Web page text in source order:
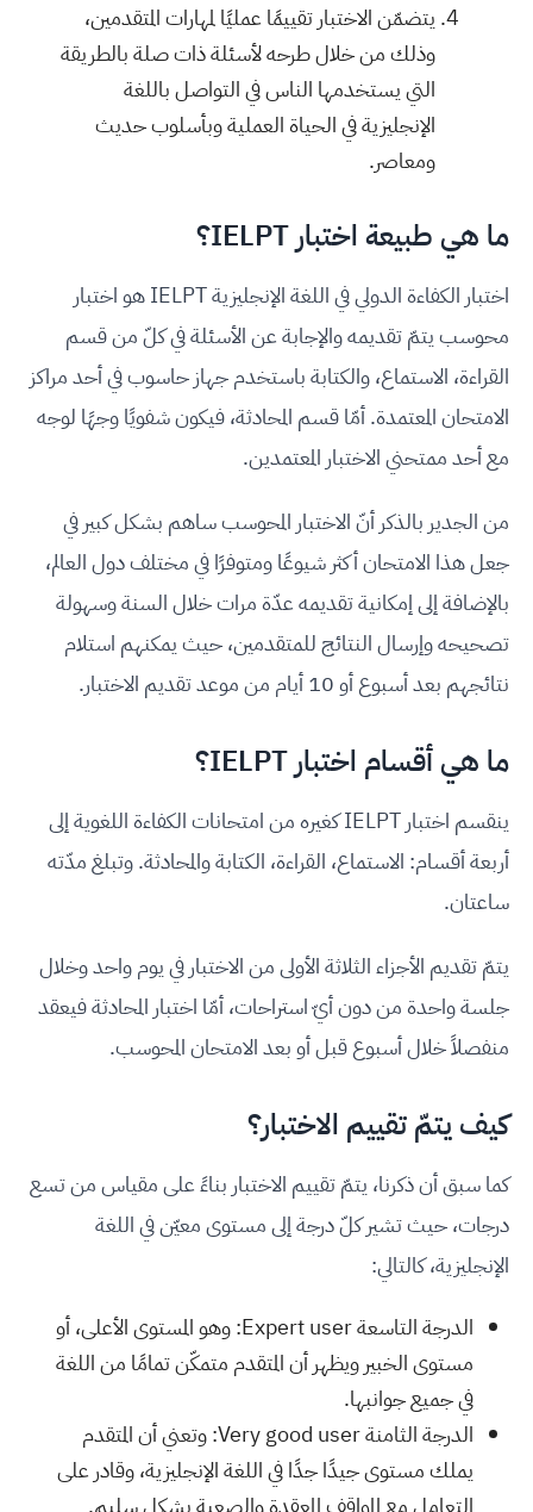
يتضمّن الاختبار تقييمًا عمليًا لمهارات المتقدمين،
وذلك من خلال طرحه لأسئلة ذات صلة بالطريقة
التي يستخدمها الناس في التواصل باللغة
الإنجليزية في الحياة العملية وبأسلوب حديث
ومعاصر.
ما هي طبيعة اختبار IELPT؟
اختبار الكفاءة الدولي في اللغة الإنجليزية IELPT هو اختبار
محوسب يتمّ تقديمه والإجابة عن الأسئلة في كلّ من قسم
القراءة، الاستماع، والكتابة باستخدم جهاز حاسوب في أحد مراكز
الامتحان المعتمدة. أمّا قسم المحادثة، فيكون شفويًا وجهًا لوجه
مع أحد ممتحني الاختبار المعتمدين.
من الجدير بالذكر أنّ الاختبار المحوسب ساهم بشكل كبير في
جعل هذا الامتحان أكثر شيوعًا ومتوفرًا في مختلف دول العالم،
بالإضافة إلى إمكانية تقديمه عدّة مرات خلال السنة وسهولة
تصحيحه وإرسال النتائج للمتقدمين، حيث يمكنهم استلام
نتائجهم بعد أسبوع أو 10 أيام من موعد تقديم الاختبار.
ما هي أقسام اختبار IELPT؟
ينقسم اختبار IELPT كغيره من امتحانات الكفاءة اللغوية إلى
أربعة أقسام: الاستماع، القراءة، الكتابة والمحادثة. وتبلغ مدّته
ساعتان.
يتمّ تقديم الأجزاء الثلاثة الأولى من الاختبار في يوم واحد وخلال
جلسة واحدة من دون أيّ استراحات، أمّا اختبار المحادثة فيعقد
منفصلاً خلال أسبوع قبل أو بعد الامتحان المحوسب.
كيف يتمّ تقييم الاختبار؟
كما سبق أن ذكرنا، يتمّ تقييم الاختبار بناءً على مقياس من تسع
درجات، حيث تشير كلّ درجة إلى مستوى معيّن في اللغة
الإنجليزية، كالتالي:
الدرجة التاسعة Expert user: وهو المستوى الأعلى، أو
مستوى الخبير ويظهر أن المتقدم متمكّن تمامًا من اللغة
في جميع جوانبها.
الدرجة الثامنة Very good user: وتعني أن المتقدم
يملك مستوى جيدًا جدًا في اللغة الإنجليزية، وقادر على